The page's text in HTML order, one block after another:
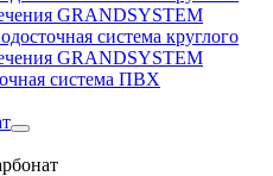
GRANDSYSTEM
система круглого
GRANDSYSTEM
система ПВХ